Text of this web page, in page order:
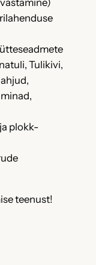
Tulikivi,
plokk-
teenust!